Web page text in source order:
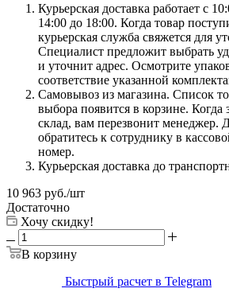
Курьерская доставка работает с
14:00 до 18:00. Когда товар
курьерская служба свяжется для
Специалист предложит выбрать
и уточнит адрес. Осмотрите
соответствие указанной
Самовывоз из магазина. Список
выбора появится в корзине. Когда
склад, вам перезвонит менеджер.
обратитесь к сотруднику в
номер.
Курьерская доставка до
10 963 руб./шт
Достаточно
Хочу скидку!
В корзину
Быстрый расчет в Telegram